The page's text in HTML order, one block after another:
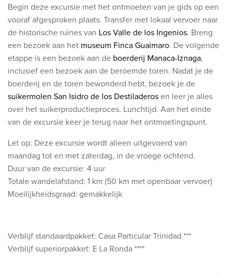
Begin deze excursie met het ontmoeten van je gids op een
vooraf afgesproken plaats. Transfer met lokaal vervoer naar
de historische ruïnes van Los Valle de los Ingenios. Breng
een bezoek aan het museum Finca Guaimaro. De volgende
etappe is een bezoek aan de boerderij Manaca-Iznaga,
inclusief een bezoek aan de beroemde toren. Nadat je de
boerderij en de toren bewonderd hebt, bezoek je de
suikermolen San Isidro de los Destiladerosen leer je alles
over het suikerproductieproces. Lunchtijd. Aan het einde
van de excursie keer je terug naar het ontmoetingspunt.
Let op: Deze excursie wordt alleen uitgevoerd van
maandag tot en met zaterdag, in de vroege ochtend.
Duur van de excursie: 4 uur
Totale wandelafstand: 1 km (50 km met openbaar vervoer)
Moeilijkheidsgraad: gemakkelijk
Verblijf standaardpakket: Casa Particular Trinidad ***
Verblijf superiorpakket: E La Ronda ****